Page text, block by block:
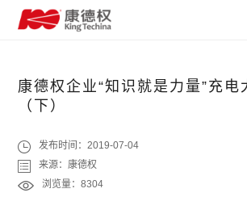
康德权企业“知识就是力量”充电
（下）
发布时间：2019-07-04
来源：康德权
浏览量：8304